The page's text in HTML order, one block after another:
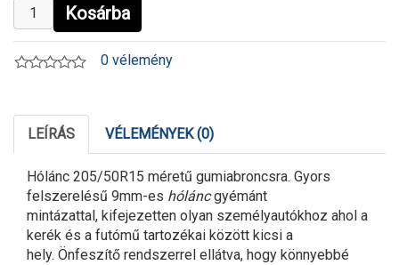
Kosárba
0 vélemény
LEÍRÁS VÉLEMÉNYEK (0)
Hólánc 205/50R15 méretű gumiabroncsra. Gyors
felszerelésű 9mm-es hóláncgyémánt
mintázattal, kifejezetten olyan személyautókhoz ahol a
kerék és a futómű tartozékai között kicsi a
hely. Önfeszítő rendszerrel ellátva, hogy könnyebbé